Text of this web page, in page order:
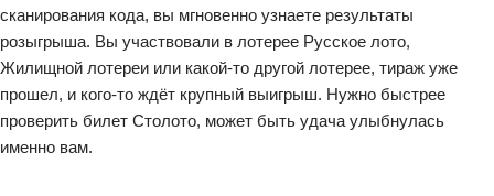
сканирования кода, вы мгновенно узнаете результаты
розыгрыша. Вы участвовали в лотерее Русское лото,
Жилищной лотереи или какой-то другой лотерее, тираж уже
прошел, и кого-то ждёт крупный выигрыш. Нужно быстрее
проверить билет Столото, может быть удача улыбнулась
именно вам.